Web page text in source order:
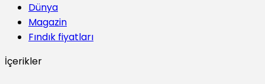
Dünya
Magazin
Fındık fiyatları
İçerikler